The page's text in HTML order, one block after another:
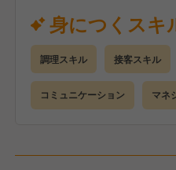
◎炭火串焼 テング酒場
◎和食れすとらん 天狗
◎ミートキッチン log50
◎湊や磯吉食堂
◎ジュークステーキ
身につくスキ
調理スキル 接客スキル
コミュニケーション マネ